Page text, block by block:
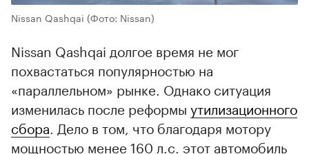
Nissan Qashqai (Фото: Nissan)
Nissan Qashqai долгое время не мог
похвастаться популярностью на
«параллельном» рынке. Однако ситуация
изменилась после реформы утилизационного
сбора . Дело в том, что благодаря мотору
мощностью менее 160 л.с. этот автомобиль